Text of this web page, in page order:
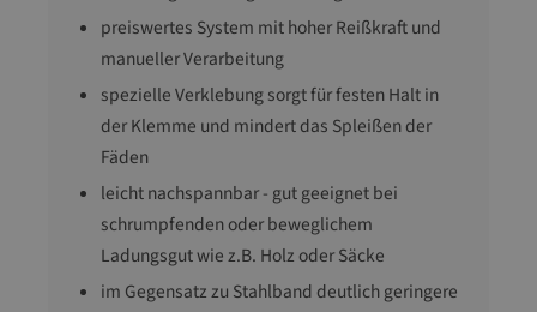
preiswertes System mit hoher Reißkraft und
manueller Verarbeitung
spezielle Verklebung sorgt für festen Halt in
der Klemme und mindert das Spleißen der
Fäden
leicht nachspannbar - gut geeignet bei
schrumpfenden oder beweglichem
Ladungsgut wie z.B. Holz oder Säcke
im Gegensatz zu Stahlband deutlich geringere